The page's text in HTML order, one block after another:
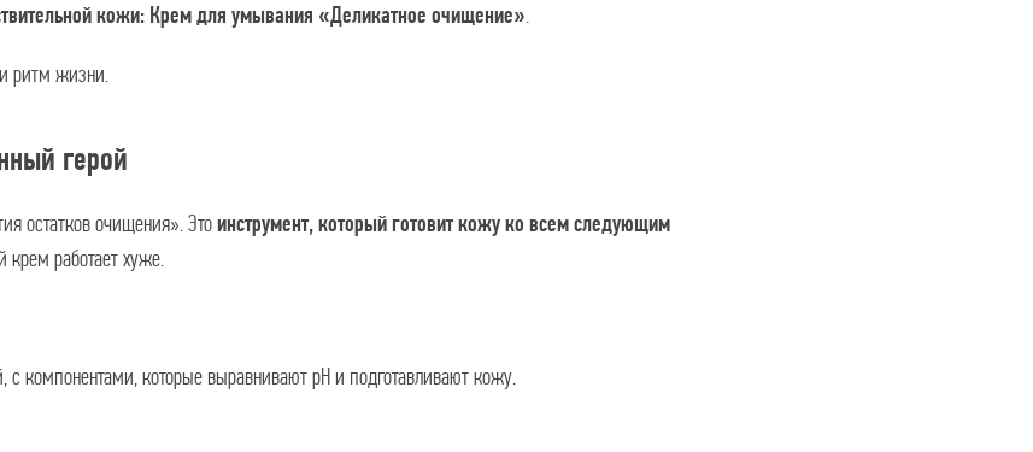
кожи: Крем для умывания «Деликатное очищение».
ритм жизни.
герой
остатков очищения». Этоинструмент, который готовит кожу ко всем следующим
крем работает хуже.
компонентами, которые выравнивают pH и подготавливают кожу.